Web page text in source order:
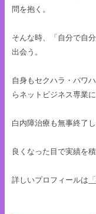
問を抱く。
そんな時、「自分で自
出会う。
自身もセクハラ・パワ
らネットビジネス専業に
白内障治療も無事終了
良くなった目で実績を
詳しいプロフィールは